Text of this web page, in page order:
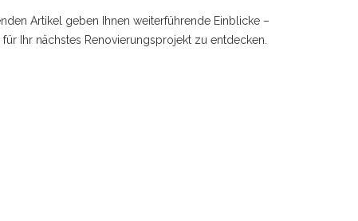
Artikel geben Ihnen weiterführende Einblicke –
Ihr nächstes Renovierungsprojekt zu entdecken.